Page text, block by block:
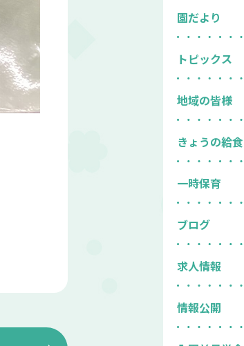
園だより
トピックス
地域の皆様
きょうの給食
一時保育
ブログ
求人情報
情報公開